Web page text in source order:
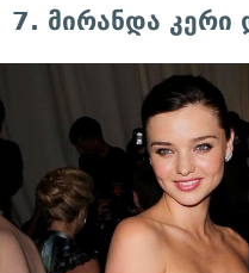
7. მირანდა